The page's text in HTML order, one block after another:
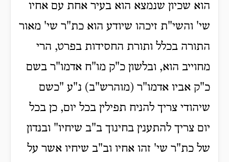
הוא שכיון שנמצא הוא בעיר אחת עם אחיו
שי' והשי"ת זיכהו שיודע הוא כת"ר שי' מאור
התורה בכלל ותורת החסידות בפרט, הרי
מחוייב הוא, ובלשון כ"ק מו"ח אדמו"ר בשם
כ"ק אביו אדמו"ר (מוהרש"ב) נ"ע "כשם
שיהודי צריך להניח תפילין בכל יום, כן בכל
יום צריך להתענין בחינוך ב"ב שיחיו" ובנדון
של כת"ר שי' זהו אחיו וב"ב שיחיו אשר על